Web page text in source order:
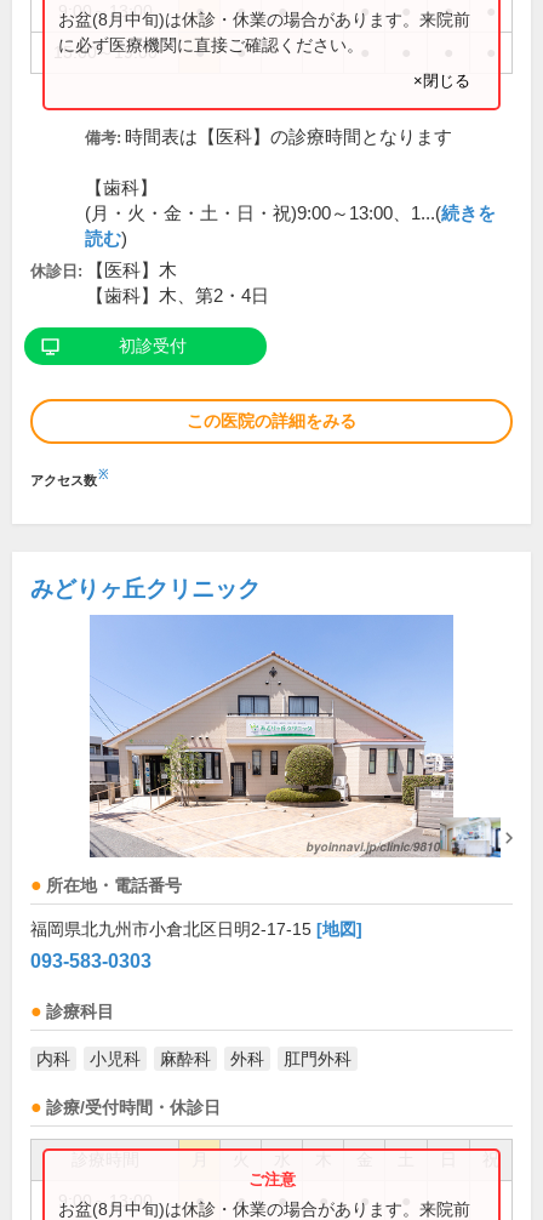
9:00～13:00 ● ● ● ● ●
15:00～19:00 ● ●
お盆(8月中旬)は休診・休業の場合があります。来院前
に必ず医療機関に直接ご確認ください。
×閉じる
備考: 時間表は【医科】の診療時間となります
【歯科】
(月・火・金・土・日・祝)9:00～13:00、1...(続きを
読む)
休診日:
【医科】木
【歯科】木、第2・4日
初診受付
この医院の詳細をみる
アクセス数※
みどりヶ丘クリニック
所在地・電話番号
福岡県北九州市小倉北区日明2-17-15 [地図]
093-583-0303
診療科目
内科 小児科 麻酔科 外科 肛門外科
診療/受付時間・休診日
祝
9:00～13:00 ● ● ● ● ●
お盆(8月中旬)は休診・休業の場合があります。来院前